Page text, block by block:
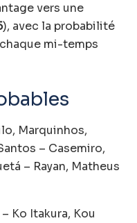
vers une
), avec la probabilité
mi-temps
Marquinhos,
– Casemiro,
– Rayan, Matheus
Ko Itakura, Kou